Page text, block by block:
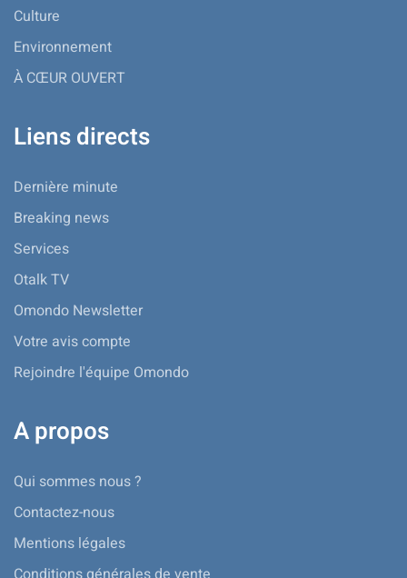
Culture
Environnement
À CŒUR OUVERT
Liens directs
Dernière minute
Breaking news
Services
Otalk TV
Omondo Newsletter
Votre avis compte
Rejoindre l'équipe Omondo
A propos
Qui sommes nous ?
Contactez-nous
Mentions légales